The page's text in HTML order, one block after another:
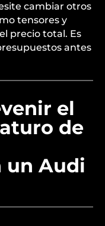
cambiar otros
tensores y
precio total. Es
antes
el
de
un Audi